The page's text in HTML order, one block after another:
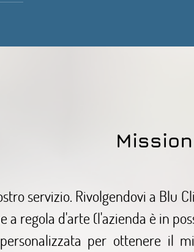
Mission
servizio. Rivolgendovi a Blu
a regola d'arte (l'azienda è in
per ottenere il